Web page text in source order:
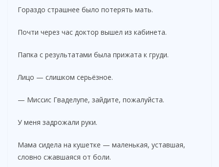
Гораздо страшнее было потерять мать.
Почти через час доктор вышел из кабинета.
Папка с результатами была прижата к груди.
Лицо — слишком серьёзное.
— Миссис Гваделупе, зайдите, пожалуйста.
У меня задрожали руки.
Мама сидела на кушетке — маленькая, уставшая,
словно сжавшаяся от боли.